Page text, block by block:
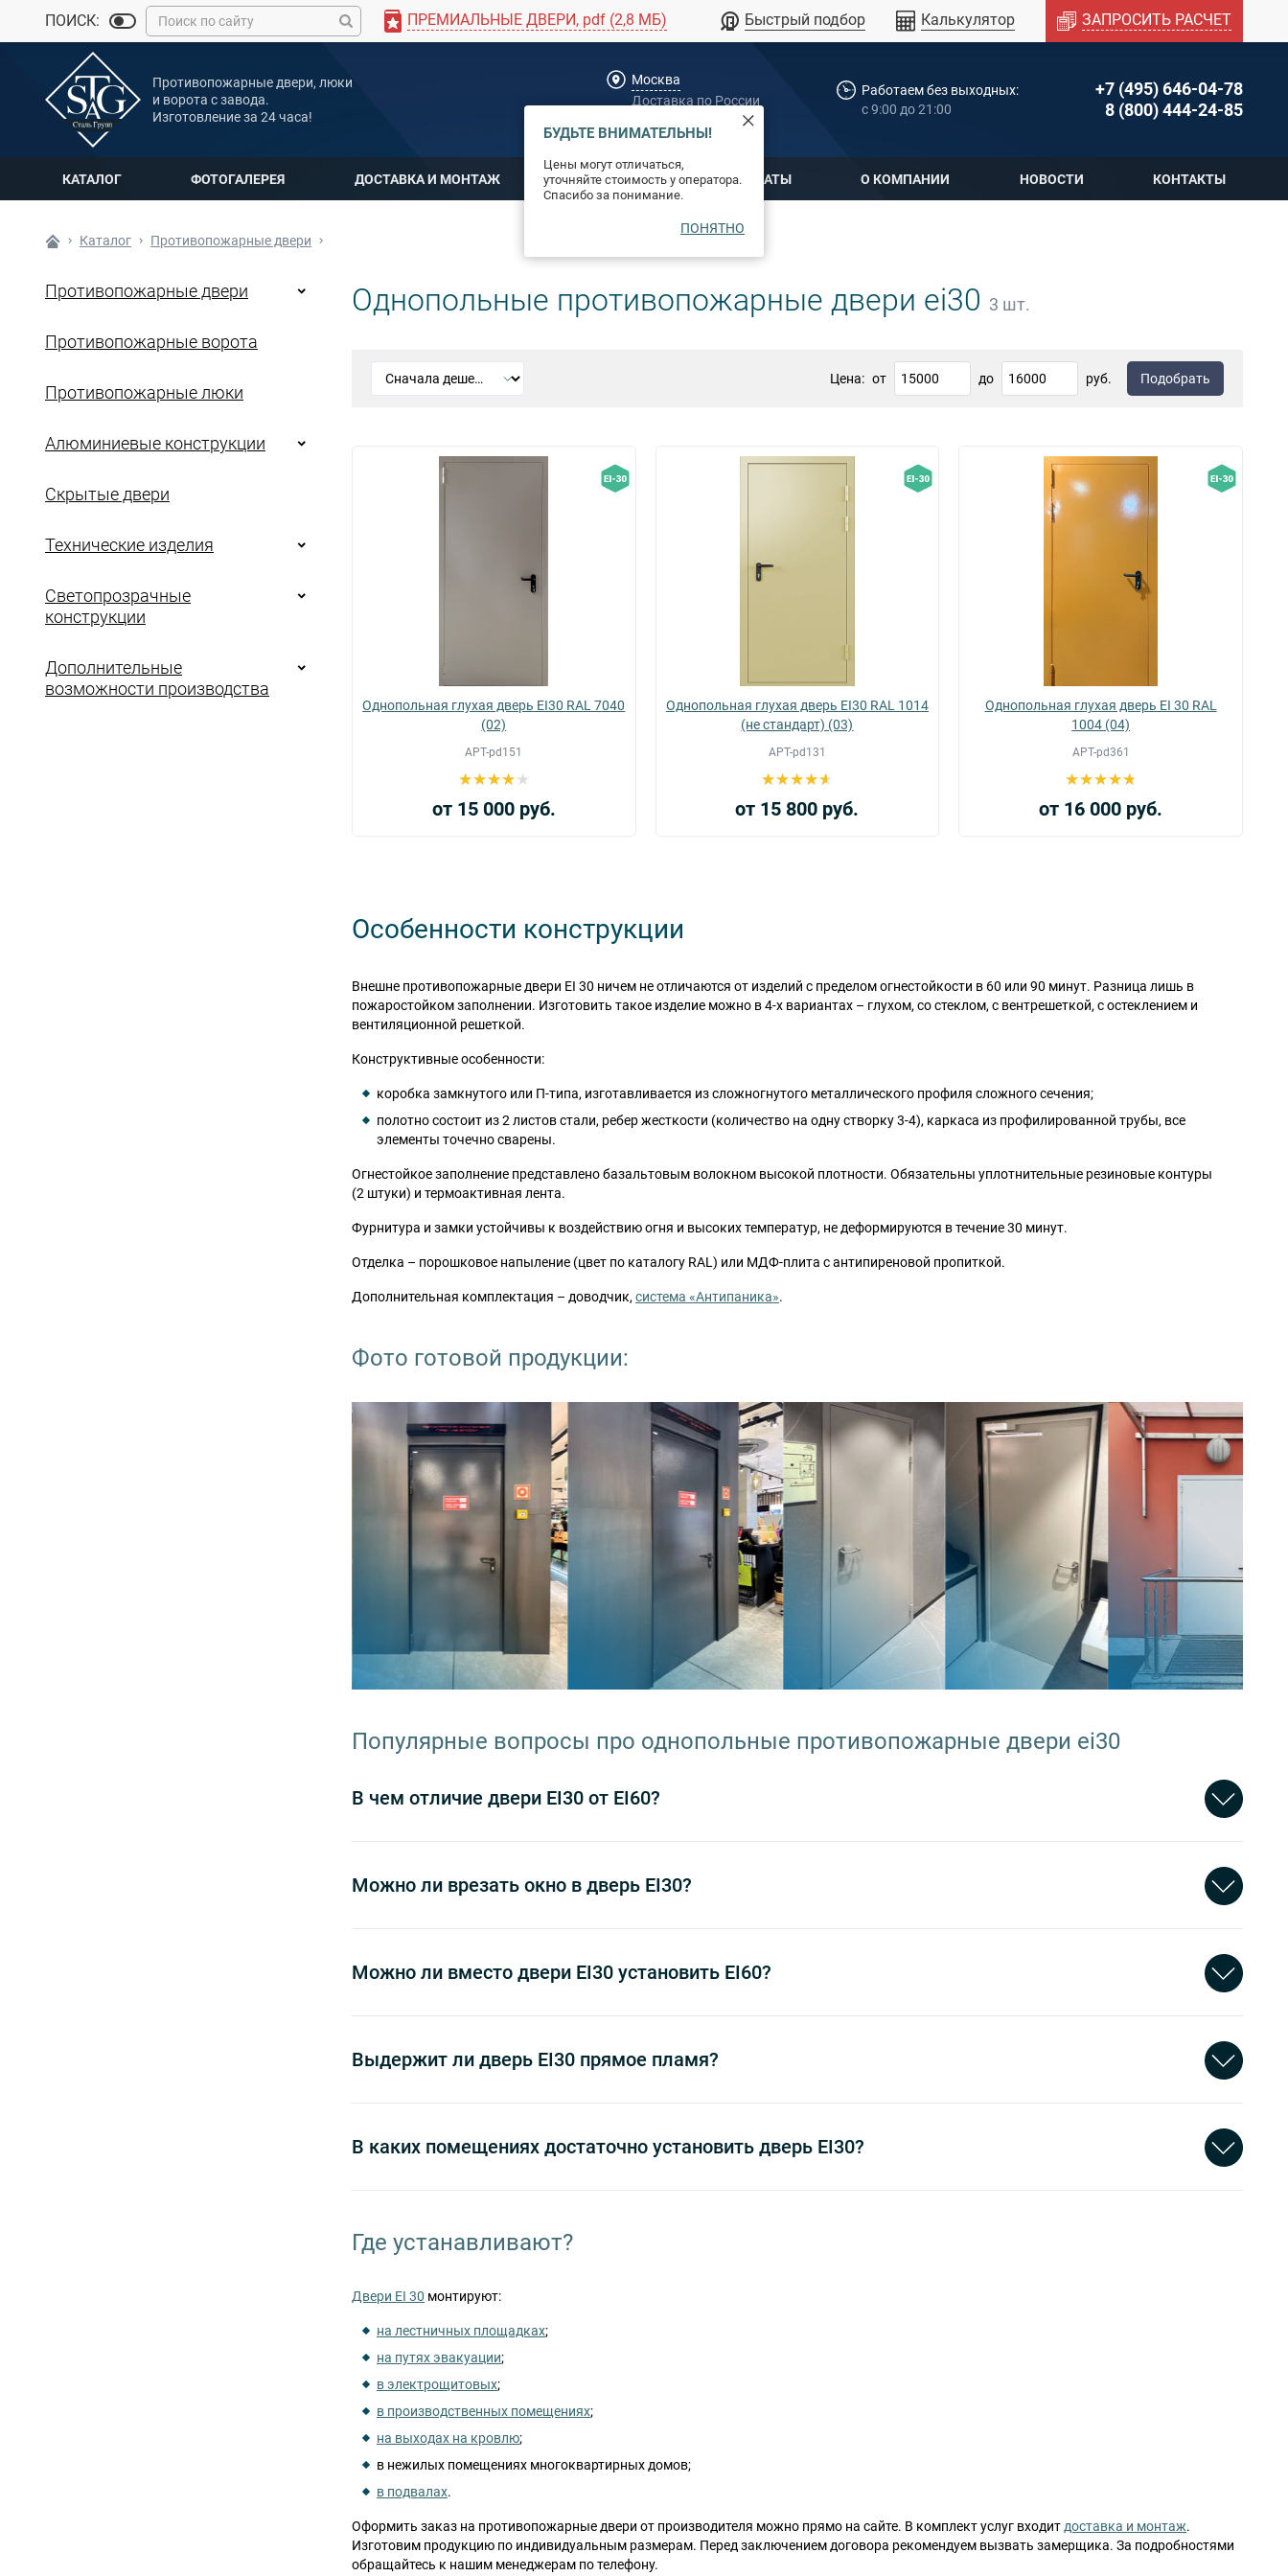
ПОИСК: ПРЕМИАЛЬНЫЕ ДВЕРИ, pdf (2,8 МБ) Быстрый подбор Калькулятор ЗАПРОСИТЬ РАСЧЕТ
Противопожарные двери, люки
и ворота с завода.
Изготовление за 24 часа!
Москва
Доставка по России
Работаем без выходных:
c 9:00 до 21:00
+7 (495) 646-04-78
8 (800) 444-24-85
КАТАЛОГ ФОТОГАЛЕРЕЯ ДОСТАВКА И МОНТАЖ ОПЛАТА СЕРТИФИКАТЫ О КОМПАНИИ НОВОСТИ КОНТАКТЫ
БУДЬТЕ ВНИМАТЕЛЬНЫ!
Цены могут отличаться,
уточняйте стоимость у оператора.
Спасибо за понимание.
ПОНЯТНО
Каталог
Противопожарные двери
Противопожарные двери
Противопожарные ворота
Противопожарные люки
Алюминиевые конструкции
Скрытые двери
Технические изделия
Светопрозрачные
конструкции
Дополнительные
возможности производства
Однопольные противопожарные двери ei30 3 шт.
Цена: от до руб. Подобрать
Однопольная глухая дверь EI30 RAL 7040
(02)
АРТ-pd151
от 15 000 руб.
Однопольная глухая дверь EI30 RAL 1014
(не стандарт) (03)
АРТ-pd131
от 15 800 руб.
Однопольная глухая дверь EI 30 RAL
1004 (04)
АРТ-pd361
от 16 000 руб.
Особенности конструкции
Внешне противопожарные двери EI 30 ничем не отличаются от изделий с пределом огнестойкости в 60 или 90 минут. Разница лишь в
пожаростойком заполнении. Изготовить такое изделие можно в 4-х вариантах – глухом, со стеклом, с вентрешеткой, с остеклением и
вентиляционной решеткой.
Конструктивные особенности:
коробка замкнутого или П-типа, изготавливается из сложногнутого металлического профиля сложного сечения;
полотно состоит из 2 листов стали, ребер жесткости (количество на одну створку 3-4), каркаса из профилированной трубы, все
элементы точечно сварены.
Огнестойкое заполнение представлено базальтовым волокном высокой плотности. Обязательны уплотнительные резиновые контуры
(2 штуки) и термоактивная лента.
Фурнитура и замки устойчивы к воздействию огня и высоких температур, не деформируются в течение 30 минут.
Отделка – порошковое напыление (цвет по каталогу RAL) или МДФ-плита с антипиреновой пропиткой.
Дополнительная комплектация – доводчик, система «Антипаника».
Фото готовой продукции:
Популярные вопросы про однопольные противопожарные двери ei30
В чем отличие двери EI30 от EI60?
Можно ли врезать окно в дверь EI30?
Можно ли вместо двери EI30 установить EI60?
Выдержит ли дверь EI30 прямое пламя?
В каких помещениях достаточно установить дверь EI30?
Где устанавливают?
Двери EI 30 монтируют:
на лестничных площадках;
на путях эвакуации;
в электрощитовых;
в производственных помещениях;
на выходах на кровлю;
в нежилых помещениях многоквартирных домов;
в подвалах.
Оформить заказ на противопожарные двери от производителя можно прямо на сайте. В комплект услуг входит доставка и монтаж.
Изготовим продукцию по индивидуальным размерам. Перед заключением договора рекомендуем вызвать замерщика. За подробностями
обращайтесь к нашим менеджерам по телефону.
MAX
Мы онлайн